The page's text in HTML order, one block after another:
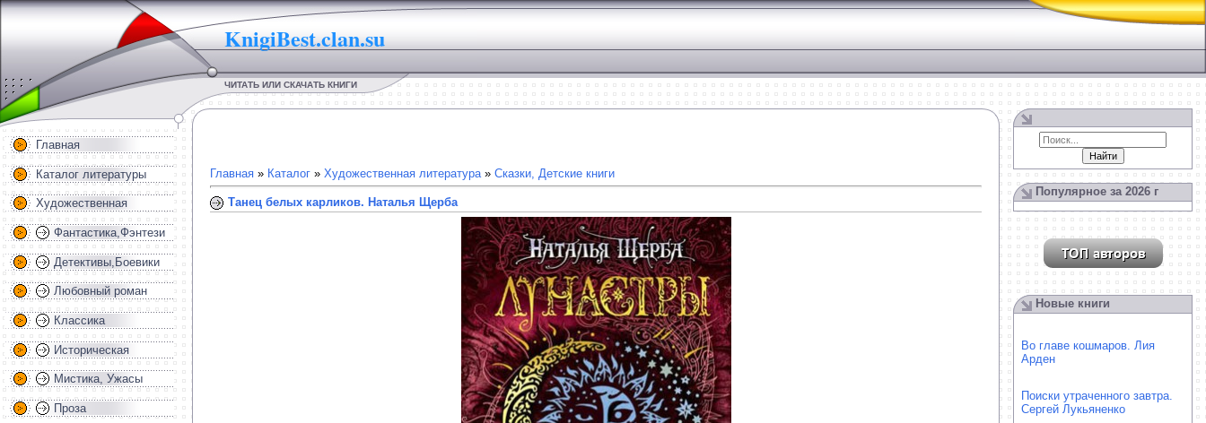
KnigiBest.clan.su
ЧИТАТЬ ИЛИ СКАЧАТЬ КНИГИ
Главная
Каталог литературы
Художественная
Фантастика,Фэнтези
Детективы,Боевики
Любовный роман
Классика
Историческая
Мистика, Ужасы
Проза
Главная » Каталог » Художественная литература» Сказки, Детские книги
Танец белых карликов. Наталья Щерба
Популярное за 2026 г
Новые книги
Во главе кошмаров. Лия
Арден
Поиски утраченного завтра.
Сергей Лукьяненко